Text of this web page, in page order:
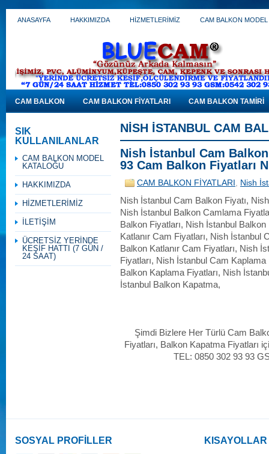
ANASAYFA HAKKIMIZDA HİZMETLERİMİZ CAM BALKON
CAM BALKON CAM BALKON FİYATLARI CAM BALKON TAMİRİ
NISH İSTANBUL CAM
Nish İstanbul Cam
93 Cam Balkon Fiyatları
CAM BALKON FİYATLARI , Nish
Nish İstanbul Cam Balkon Fiyatı,
Nish İstanbul Balkon Camlama
Balkon Fiyatları, Nish İstanbul
Katlanır Cam Fiyatları, Nish İstanbul
Balkon Katlanır Cam Fiyatları, Nish
Fiyatları, Nish İstanbul Cam
Balkon Kaplama Fiyatları, Nish
İstanbul Balkon Kapatma,
Şimdi Bizlere Her Türlü Cam
Fiyatları, Balkon Kapatma Fiyatları
TEL: 0850 302 93 93
SIK
KULLANILANLAR
CAM BALKON MODEL
KATALOĞU
HAKKIMIZDA
HİZMETLERİMİZ
İLETİŞİM
ÜCRETSİZ YERİNDE
KEŞİF HATTI (7 GÜN /
24 SAAT)
SOSYAL PROFİLLER KISAYOLLAR